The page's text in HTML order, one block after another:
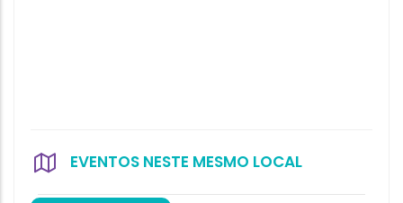
EVENTOS NESTE MESMO LOCAL